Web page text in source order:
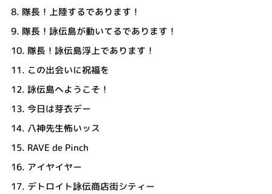
8. 隊長！上陸するであります！
9. 隊長！詠伝島が動いてるであります！
10. 隊長！詠伝島浮上であります！
11. この出会いに祝福を
12. 詠伝島へようこそ！
13. 今日は芽衣デー
14. 八神先生怖いッス
15. RAVE de Pinch
16. アイヤイヤー
17. デトロイト詠伝商店街シティー